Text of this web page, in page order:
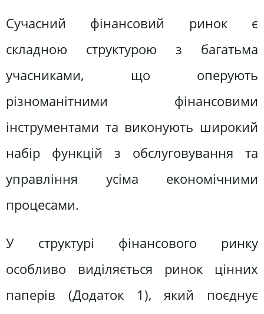
Сучасний фінансовий ринок є
складною структурою з багатьма
учасниками, що оперують
різноманітними фінансовими
інструментами та виконують широкий
набір функцій з обслуговування та
управління усіма економічними
процесами.
У структурі фінансового ринку
особливо виділяється ринок цінних
паперів (Додаток 1), який поєднує